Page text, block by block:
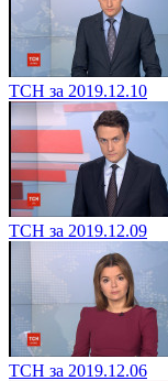
ТСН за 2019.12.10
ТСН за 2019.12.09
ТСН за 2019.12.06